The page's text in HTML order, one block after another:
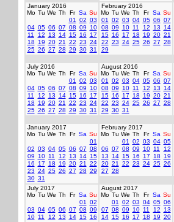
January 2016
Mo Tu We Th Fr Sa Su
01
02 03
04 05 06 07 08 09
10
11
12 13 14 15 16
17
18
19 20 21 22 23 24
25 26 27 28 29 30 31
February 2016
Mo Tu We Th Fr Sa Su
01
02 03 04 05 06 07
08 09 10 11 12 13
14
15 16 17 18 19 20 21
22 23 24 25 26 27 28
29
July 2016
Mo Tu We Th Fr Sa Su
01
02 03
04 05 06 07 08 09
10
11
12 13 14 15 16
17
18
19 20 21 22 23 24
25 26 27 28 29 30 31
August 2016
Mo Tu We Th Fr Sa Su
01
02 03 04 05 06 07
08 09 10 11 12 13
14
15 16 17 18 19 20 21
22 23 24 25 26 27 28
29 30 31
January 2017
Mo Tu We Th Fr Sa Su
01
02 03 04 05 06 07 08
09
10 11 12 13 14 15
16
17 18 19 20 21
22
23 24 25 26 27 28 29
30 31
February 2017
Mo Tu We Th Fr Sa Su
01
02 03 04 05
06 07 08 09 10 11
12
13
14 15 16 17 18
19
20 21 22 23 24 25 26
27 28
July 2017
Mo Tu We Th Fr Sa Su
01
02
03 04 05 06 07 08 09
10 11 12 13 14 15 16
August 2017
Mo Tu We Th Fr Sa Su
01
02 03 04 05 06
07 08 09 10 11 12
13
14 15 16 17 18 19 20